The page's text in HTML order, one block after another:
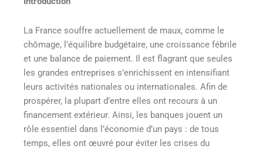
La France souffre actuellement de maux, comme le
chômage, l’équilibre budgétaire, une croissance fébrile
et une balance de paiement. Il est flagrant que seules
les grandes entreprises s’enrichissent en intensifiant
leurs activités nationales ou internationales. Afin de
prospérer, la plupart d’entre elles ont recours à un
financement extérieur. Ainsi, les banques jouent un
rôle essentiel dans l’économie d’un pays : de tous
temps, elles ont œuvré pour éviter les crises du